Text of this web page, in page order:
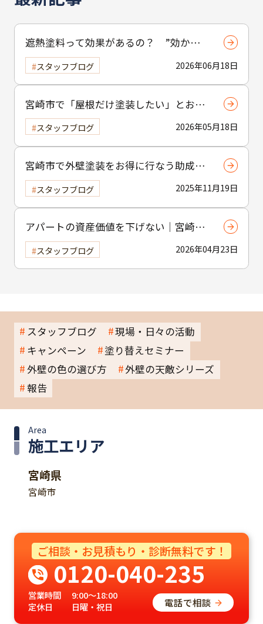
遮熱塗料って効果があるの？ ”効かな
い”と言われる理由と正しい使い方 2026年06月18日
スタッフブログ
宮崎市で「屋根だけ塗装したい」とお考
えの方へ｜小工事・雨樋交換だけでも大
歓迎！
2026年05月18日
スタッフブログ
宮崎市で外壁塗装をお得に行なう助成金
制度の活用方法
2025年11月19日
スタッフブログ
アパートの資産価値を下げない｜宮崎市
の賃貸物件塗装のポイント
2026年04月23日
スタッフブログ
スタッフブログ
現場・日々の活動
キャンペーン
塗り替えセミナー
外壁の色の選び方
外壁の天敵シリーズ
報告
施工エリア
Area
宮崎県
宮崎市
ご相談・お見積もり・診断無料です！
0120-040-235
営業時間
9:00～18:00
定休日
日曜・祝日 電話で相談